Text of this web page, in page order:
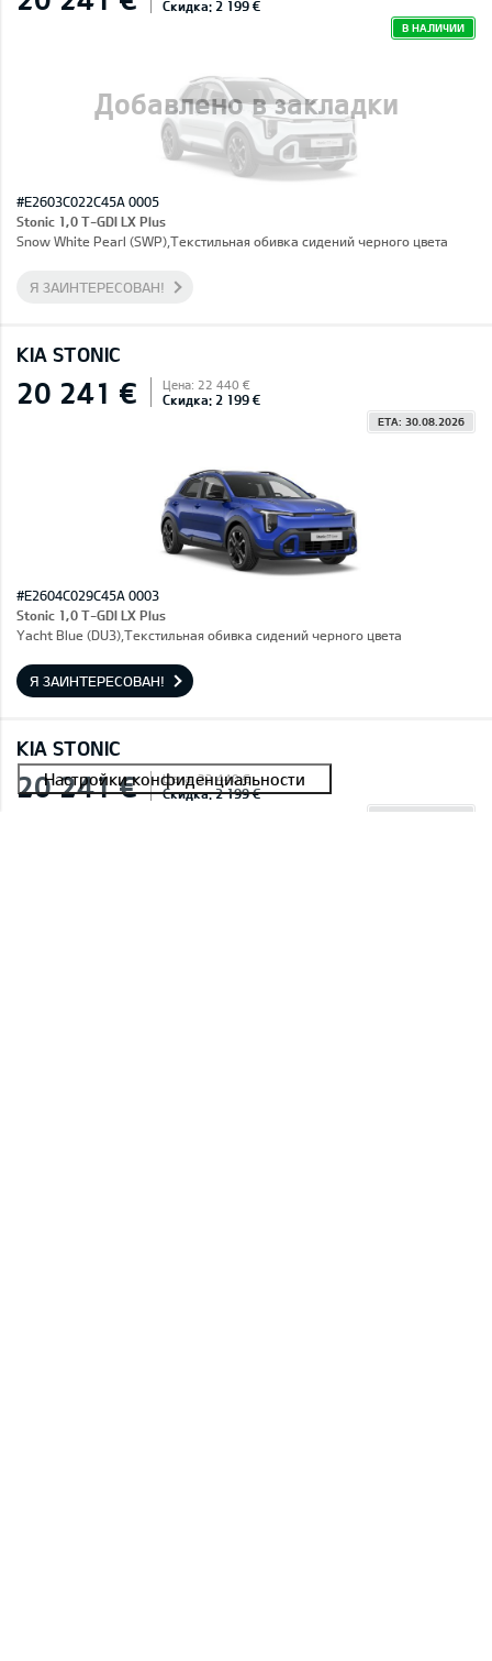
Добавлено в закладки
Скидка: 2 199 €
В НАЛИЧИИ
#E2603C022C45A 0005
Stonic 1,0 T-GDI LX Plus
Snow White Pearl (SWP),Текстильная обивка сидений черного цвета
Я ЗАИНТЕРЕСОВАН!
KIA STONIC
20 241 € Цена: 22 440 €
Скидка: 2 199 €
ETA: 30.08.2026
#E2604C029C45A 0003
Stonic 1,0 T-GDI LX Plus
Yacht Blue (DU3),Текстильная обивка сидений черного цвета
Я ЗАИНТЕРЕСОВАН!
KIA STONIC
20 241 € Цена: 22 440 €
Скидка: 2 199 €
ETA: 30.08.2026